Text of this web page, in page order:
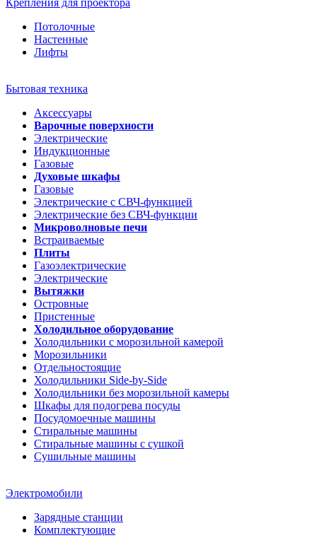
Крепления для проектора
Потолочные
Настенные
Лифты
Бытовая техника
Аксессуары
Варочные поверхности
Электрические
Индукционные
Газовые
Духовые шкафы
Газовые
Электрические с СВЧ-функцией
Электрические без СВЧ-функции
Микроволновые печи
Встраиваемые
Плиты
Газоэлектрические
Электрические
Вытяжки
Островные
Пристенные
Холодильное оборудование
Холодильники с морозильной камерой
Морозильники
Отдельностоящие
Холодильники Side-by-Side
Холодильники без морозильной камеры
Шкафы для подогрева посуды
Посудомоечные машины
Стиральные машины
Стиральные машины c сушкой
Сушильные машины
Электромобили
Зарядные станции
Комплектующие